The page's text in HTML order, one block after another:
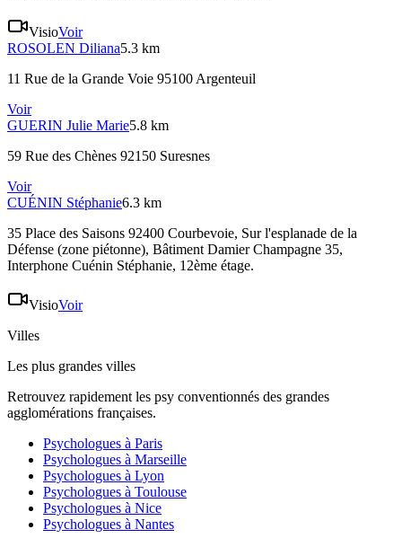
VisioVoir
ROSOLEN Diliana5.3 km
11 Rue de la Grande Voie 95100 Argenteuil
Voir
GUERIN Julie Marie5.8 km
59 Rue des Chènes 92150 Suresnes
Voir
CUÉNIN Stéphanie6.3 km
35 Place des Saisons 92400 Courbevoie, Sur l'esplanade de la
Défense (zone piétonne), Bâtiment Damier Champagne 35,
Interphone Cuénin Stéphanie, 12ème étage.
VisioVoir
Villes
Les plus grandes villes
Retrouvez rapidement les psy conventionnés des grandes
agglomérations françaises.
Psychologues à Paris
Psychologues à Marseille
Psychologues à Lyon
Psychologues à Toulouse
Psychologues à Nice
Psychologues à Nantes